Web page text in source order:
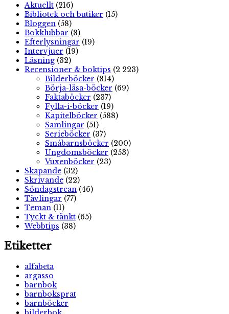
Aktuellt (216)
Bibliotek och butiker (15)
Bloggen (58)
Bokklubbar (8)
Efterlysningar (19)
Intervjuer (19)
Läsning (32)
Recensioner & boktips (2 223)
Bilderböcker (814)
Börja-läsa-böcker (69)
Faktaböcker (237)
Fylla-i-böcker (19)
Kapitelböcker (588)
Samlingar (51)
Serieböcker (37)
Småbarnsböcker (200)
Ungdomsböcker (253)
Vuxenböcker (23)
Skapande (32)
Skrivande (22)
Söndagstrean (46)
Tävlingar (77)
Teman (11)
Tyckt & tänkt (65)
Webbtips (38)
Etiketter
alfabeta
argasso
barnbok
barnboksprat
barnböcker